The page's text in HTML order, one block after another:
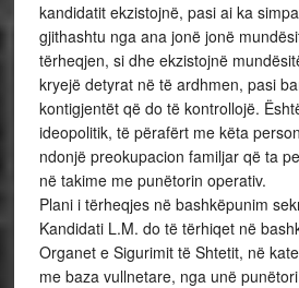
kandidatit ekzistojnë, pasi ai ka
gjithashtu nga ana jonë jonë
tërheqjen, si dhe ekzistojnë
kryejë detyrat në të ardhmen, pasi
kontigjentët që do të kontrollojë.
ideopolitik, të përafërt me këta
ndonjë preokupacion familjar që ta
në takime me punëtorin operativ.
Plani i tërheqjes në bashkëpunim
Kandidati L.M. do të tërhiqet në
Organet e Sigurimit të Shtetit, në
me baza vullnetare, nga unë